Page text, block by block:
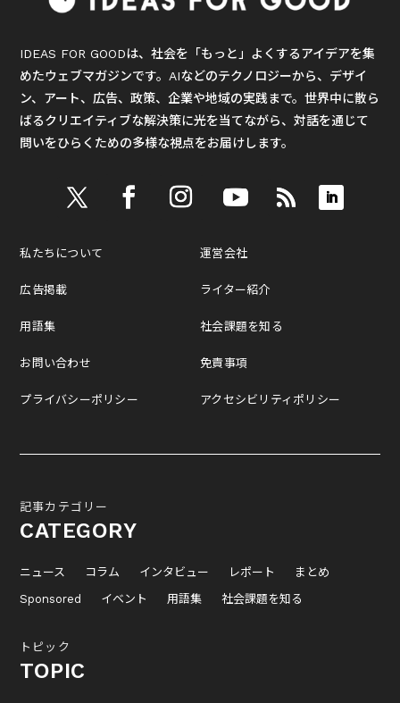
IDEAS FOR GOODは、社会を「もっと」よくするアイデアを集
めたウェブマガジンです。AIなどのテクノロジーから、デザイ
ン、アート、広告、政策、企業や地域の実践まで。世界中に散ら
ばるクリエイティブな解決策に光を当てながら、対話を通じて
問いをひらくための多様な視点をお届けします。
私たちについて
広告掲載
用語集
お問い合わせ
プライバシーポリシー
運営会社
ライター紹介
社会課題を知る
免責事項
アクセシビリティポリシー
記事カテゴリー
CATEGORY
ニュース コラム インタビュー レポート
まとめ
Sponsored
イベント 用語集 社会課題を知る
トピック
TOPIC